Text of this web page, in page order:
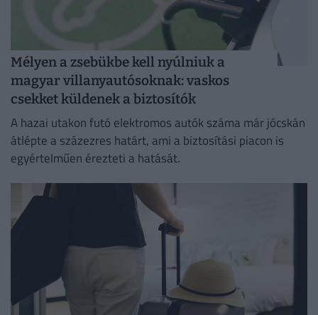
Mélyen a zsebükbe kell nyúlniuk a
magyar villanyautósoknak: vaskos
csekket küldenek a biztosítók
A hazai utakon futó elektromos autók száma már jócskán
átlépte a százezres határt, ami a biztosítási piacon is
egyértelműen érezteti a hatását.